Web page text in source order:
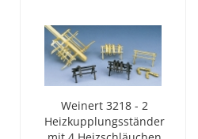
Weinert 3218 - 2
Heizkupplungsständer